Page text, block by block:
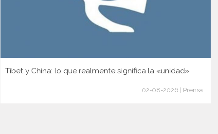
Tíbet y China: lo que realmente significa la «unidad»
02-08-2026 | Prensa